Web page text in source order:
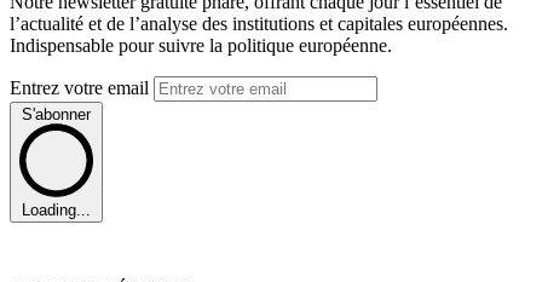
l’actualité et de l’analyse des institutions et capitales européennes.
Indispensable pour suivre la politique européenne.
Entrez votre email
S'abonner
Loading...